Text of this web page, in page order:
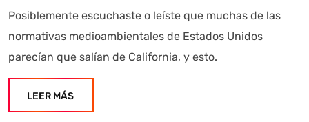
Posiblemente escuchaste o leíste que muchas de las
normativas medioambientales de Estados Unidos
parecían que salían de California, y esto.
LEER MÁS